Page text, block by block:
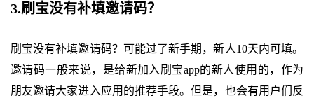
3.刷宝没有补填邀请码？
刷宝没有补填邀请码？可能过了新手期，新人10天内可填。
邀请码一般来说，是给新加入刷宝app的新人使用的，作为
朋友邀请大家进入应用的推荐手段。但是，也会有用户们反